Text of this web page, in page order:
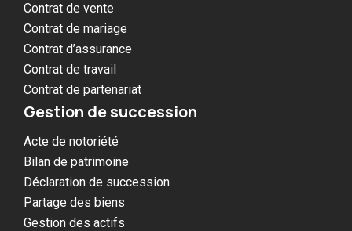
Contrat de vente
Contrat de mariage
Contrat d’assurance
Contrat de travail
Contrat de partenariat
Gestion de succession
Acte de notoriété
Bilan de patrimoine
Déclaration de succession
Partage des biens
Gestion des actifs